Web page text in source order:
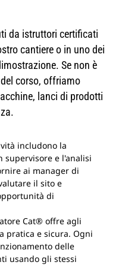
da istruttori certificati
cantiere o in uno dei
Se non è
corso, offriamo
lanci di prodotti
includono la
supervisore e l'analisi
ai manager di
il sito e
di
Cat® offre agli
pratica e sicura. Ogni
delle
usando gli stessi